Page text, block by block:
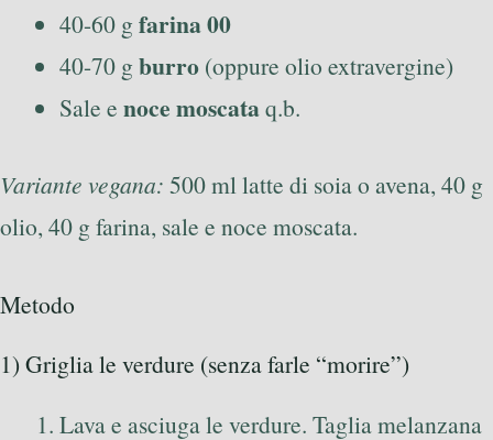
40-60 g farina 00
40-70 g burro (oppure olio extravergine)
Sale e noce moscataq.b.
Variante vegana: 500 ml latte di soia o avena, 40 g
olio, 40 g farina, sale e noce moscata.
Metodo
1) Griglia le verdure (senza farle “morire”)
Lava e asciuga le verdure. Taglia melanzana